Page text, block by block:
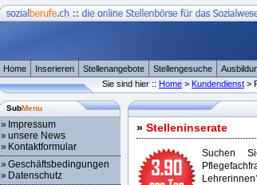
Home Inserieren Stellenangebote Stellengesuche
Sie sind hier :: Home > Kundendienst >
SubMenu
» Impressum
»unsere News
» Kontaktformular
»Geschäftsbedingungen
» Datenschutz
» Stelleninserate
Suchen